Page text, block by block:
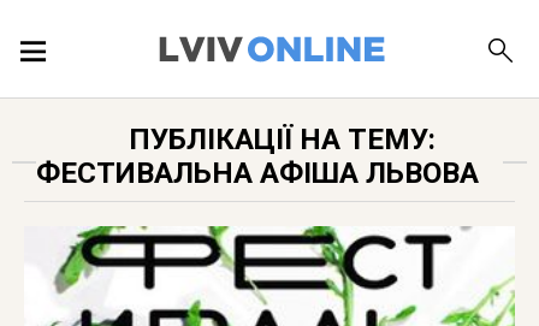
ЛОКАЦІЇ
ПУБЛІКАЦІЇ
ПУБЛІКАЦІЇ НА ТЕМУ:
ФЕСТИВАЛЬНА АФІША ЛЬВОВА